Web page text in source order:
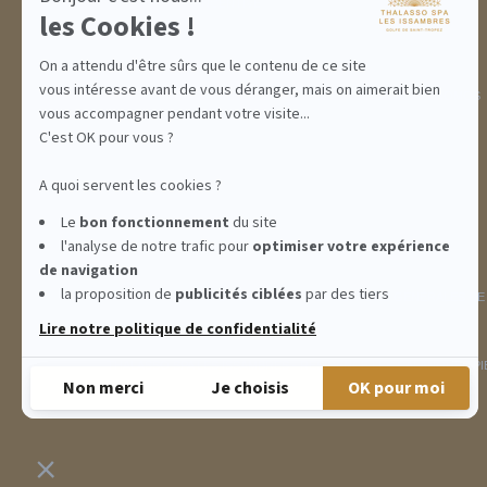
les Cookies !
On a attendu d'être sûrs que le contenu de ce site
vous intéresse avant de vous déranger, mais on aimerait bien
vous accompagner pendant votre visite...
C'est OK pour vous ?
A quoi servent les cookies ?
Le bon fonctionnement du site
l'analyse de notre trafic pour optimiservotre expérience
de navigation
la proposition de publicités ciblées par des tiers
Lire notre politique de confidentialité
Non merci Je choisis OK pour moi
INCENTIVE
ABONNEMENTS IDÉES CADEAUX PROMOS
INFORMATIONS CONDITIONS GÉNÉRALES
THALASSO SPA LES ISSAMBRES - RÉSIDENCE LES CALANQUES